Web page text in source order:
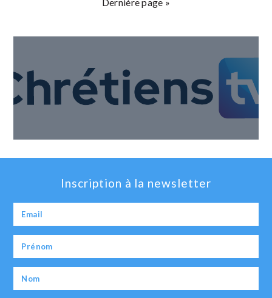
Inscription à la newsletter